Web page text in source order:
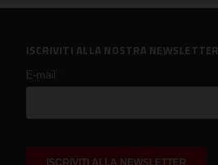
ISCRIVITI ALLA NOSTRA NEWSLETTER